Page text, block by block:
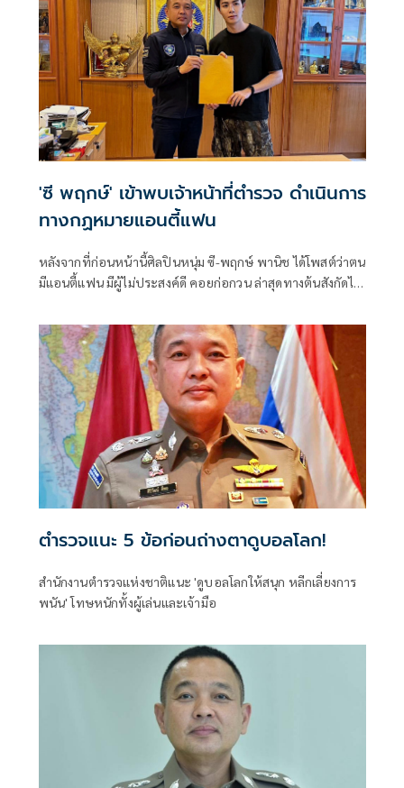
'ซี พฤกษ์' เข้าพบเจ้าหน้าที่ตำรวจ ดำเนินการ
ทางกฏหมายแอนตี้แฟน
หลังจากที่ก่อนหน้านี้ศิลปินหนุ่ม ซี-พฤกษ์ พานิช ได้โพสต์ว่าตน
มีแอนตี้แฟน มีผู้ไม่ประสงค์ดี คอยก่อกวน ล่าสุดทางต้นสังกัดได้
ตำรวจสืบสวนสอบสวนอาชญากรรมทางเทคโนโลยี 1
(ผบก.สอท.1) เพื่อร้องทุกข์และดำเนินการทางกฎหมายกับผู้ที่
เผยแพร่ข้อมูล ภาพ คลิปวิดีโอ ผ่านสื่อสังคมออนไลน์ ซึ่งอาจเข้า
ข่ายเป็นข้อมูลอันเป็นเท็จ
ตำรวจแนะ 5 ข้อก่อนถ่างตาดูบอลโลก!
สำนักงานตำรวจแห่งชาติแนะ 'ดูบอลโลกให้สนุก หลีกเลี่ยงการ
พนัน' โทษหนักทั้งผู้เล่นและเจ้ามือ